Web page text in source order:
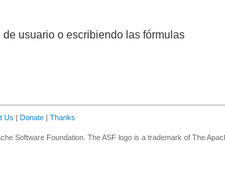
usuario o escribiendo las fórmulas
Us | Donate | Thanks
Software Foundation. The ASF logo is a trademark of The